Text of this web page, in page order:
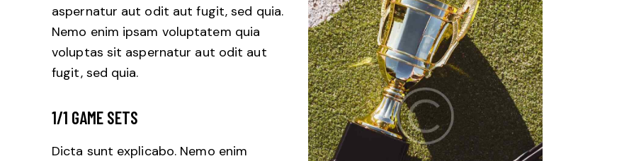
aspernatur aut odit aut fugit, sed quia.
Nemo enim ipsam voluptatem quia
voluptas sit aspernatur aut odit aut
fugit, sed quia.
1/1 GAME SETS
Dicta sunt explicabo. Nemo enim